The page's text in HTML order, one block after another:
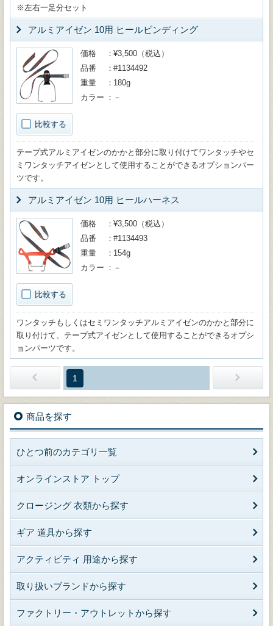
※左右一足分セット
アルミアイゼン 10用 ヒールビンディング
比較する
価格
¥3,500（税込）
品番
#1134492
重量
180g
カラー
－
テープ式アルミアイゼンのかかと部分に取り付けてワンタッチやセ
ミワンタッチアイゼンとして使用することができるオプションパー
ツです。
アルミアイゼン 10用 ヒールハーネス
比較する
価格
¥3,500（税込）
品番
#1134493
重量
154g
カラー
－
ワンタッチもしくはセミワンタッチアルミアイゼンのかかと部分に
取り付けて、テープ式アイゼンとして使用することができるオプシ
ョンパーツです。
1
商品を探す
ひとつ前のカテゴリ一覧
オンラインストア トップ
クロージング 衣類から探す
ギア 道具から探す
アクティビティ 用途から探す
取り扱いブランドから探す
ファクトリー・アウトレットから探す